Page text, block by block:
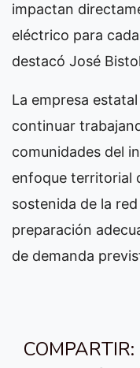
impactan
eléctrico para
destacó José
La empresa
continuar
comunidades del
enfoque territorial
sostenida de la
preparación
de demanda
COMPARTIR: